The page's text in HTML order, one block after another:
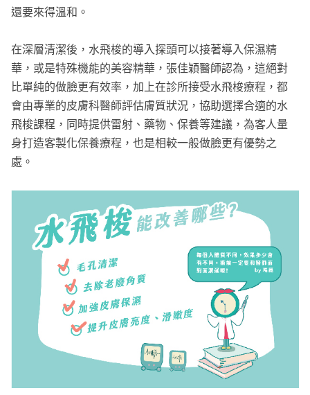
還要來得溫和。
在深層清潔後，水飛梭的導入探頭可以接著導入保濕精
華，或是特殊機能的美容精華，張佳穎醫師認為，這絕對
比單純的做臉更有效率，加上在診所接受水飛梭療程，都
會由專業的皮膚科醫師評估膚質狀況，協助選擇合適的水
飛梭課程，同時提供雷射、藥物、保養等建議，為客人量
身打造客製化保養療程，也是相較一般做臉更有優勢之
處。